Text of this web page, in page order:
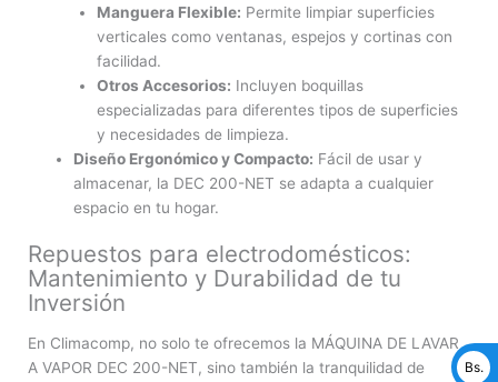
Manguera Flexible: Permite limpiar superficies
verticales como ventanas, espejos y cortinas con
facilidad.
Otros Accesorios: Incluyen boquillas
especializadas para diferentes tipos de superficies
y necesidades de limpieza.
Diseño Ergonómico y Compacto: Fácil de usar y
almacenar, la DEC 200-NET se adapta a cualquier
espacio en tu hogar.
Repuestos para electrodomésticos:
Mantenimiento y Durabilidad de tu
Inversión
En Climacomp, no solo te ofrecemos la MÁQUINA DE LAVAR
A VAPOR DEC 200-NET, sino también la tranquilidad de
Bs.